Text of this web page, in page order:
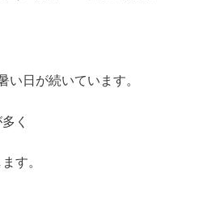
日が続いています。
く
す。